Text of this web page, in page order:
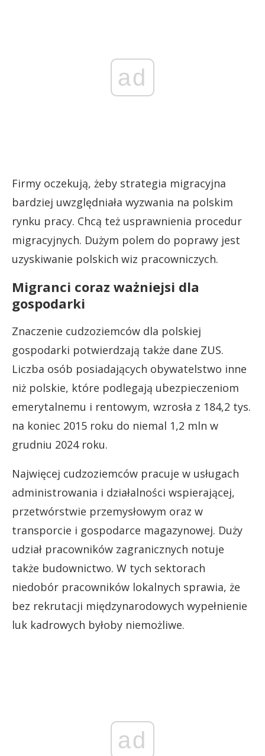
ad
Firmy oczekują, żeby strategia migracyjna
bardziej uwzględniała wyzwania na polskim
rynku pracy. Chcą też usprawnienia procedur
migracyjnych. Dużym polem do poprawy jest
uzyskiwanie polskich wiz pracowniczych.
Migranci coraz ważniejsi dla
gospodarki
Znaczenie cudzoziemców dla polskiej
gospodarki potwierdzają także dane ZUS.
Liczba osób posiadających obywatelstwo inne
niż polskie, które podlegają ubezpieczeniom
emerytalnemu i rentowym, wzrosła z 184,2 tys.
na koniec 2015 roku do niemal 1,2 mln w
grudniu 2024 roku.
Najwięcej cudzoziemców pracuje w usługach
administrowania i działalności wspierającej,
przetwórstwie przemysłowym oraz w
transporcie i gospodarce magazynowej. Duży
udział pracowników zagranicznych notuje
także budownictwo. W tych sektorach
niedobór pracowników lokalnych sprawia, że
bez rekrutacji międzynarodowych wypełnienie
luk kadrowych byłoby niemożliwe.
ad